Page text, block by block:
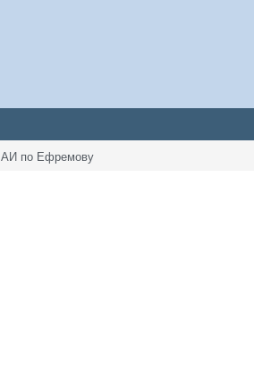
АИ по Ефремову